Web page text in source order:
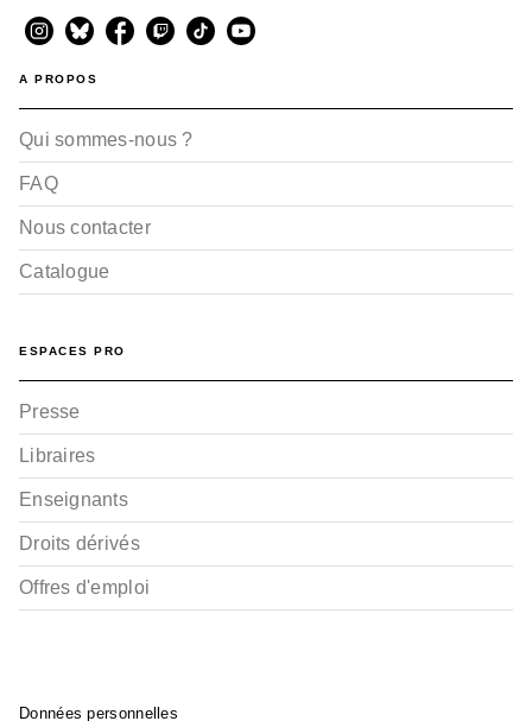
A PROPOS
Qui sommes-nous ?
FAQ
Nous contacter
Catalogue
ESPACES PRO
Presse
Libraires
Enseignants
Droits dérivés
Offres d'emploi
Données personnelles